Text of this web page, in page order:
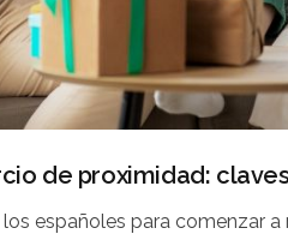
de proximidad:
españoles para comenzar a